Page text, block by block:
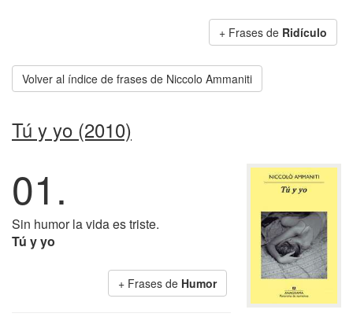
+ Frases de Ridículo
Volver al índice de frases de Niccolo Ammaniti
Tú y yo (2010)
01.
Sin humor la vida es triste.
Tú y yo
+ Frases de Humor